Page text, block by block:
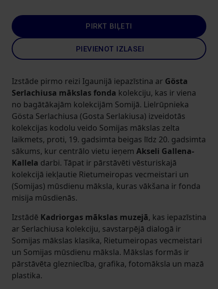
PIRKT BIĻETI
PIEVIENOT IZLASEI
Izstāde pirmo reizi Igaunijā iepazīstina ar Gösta
Serlachiusa mākslas fonda kolekciju, kas ir viena
no bagātākajām kolekcijām Somijā. Lielrūpnieka
Gösta Serlachiusa (Gosta Serlakiusa) izveidotās
kolekcijas kodolu veido Somijas mākslas zelta
laikmets, proti, 19. gadsimta beigas līdz 20. gadsimta
sākums, kur centrālo vietu ieņem Akseli Gallena-
Kallela darbi. Tāpat ir pārstāvēti vēsturiskajā
kolekcijā iekļautie Rietumeiropas vecmeistari un
(Somijas) mūsdienu māksla, kuras vākšana ir fonda
misija mūsdienās.
Izstādē Kadriorgas mākslas muzejā, kas iepazīstina
ar Serlachiusa kolekciju, savstarpējā dialogā ir
Somijas mākslas klasika, Rietumeiropas vecmeistari
un Somijas mūsdienu māksla. Mākslas formās ir
pārstāvēta glezniecība, grafika, fotomāksla un mazā
plastika.